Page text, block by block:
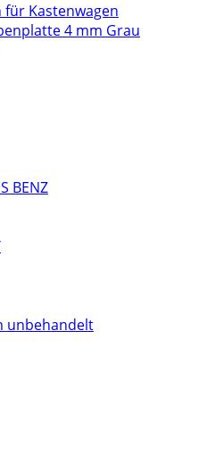
Kastenwagen
4 mm Grau
BENZ
unbehandelt